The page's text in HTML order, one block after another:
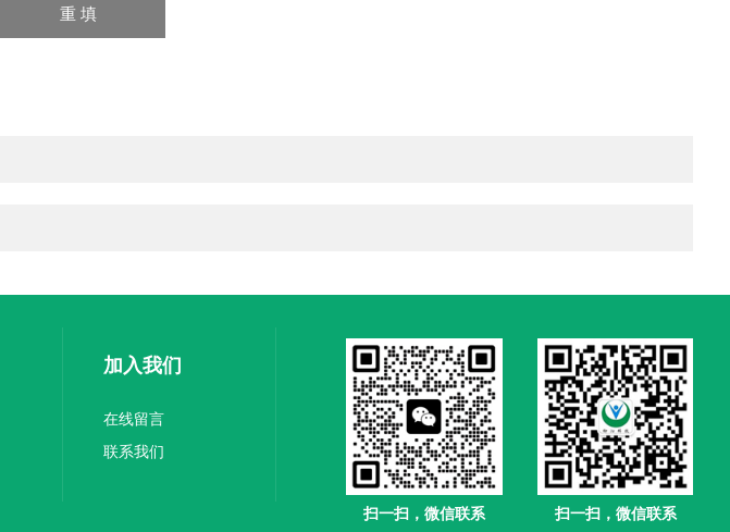
加入我们
在线留言
联系我们
扫一扫，微信联系 扫一扫，微信联系